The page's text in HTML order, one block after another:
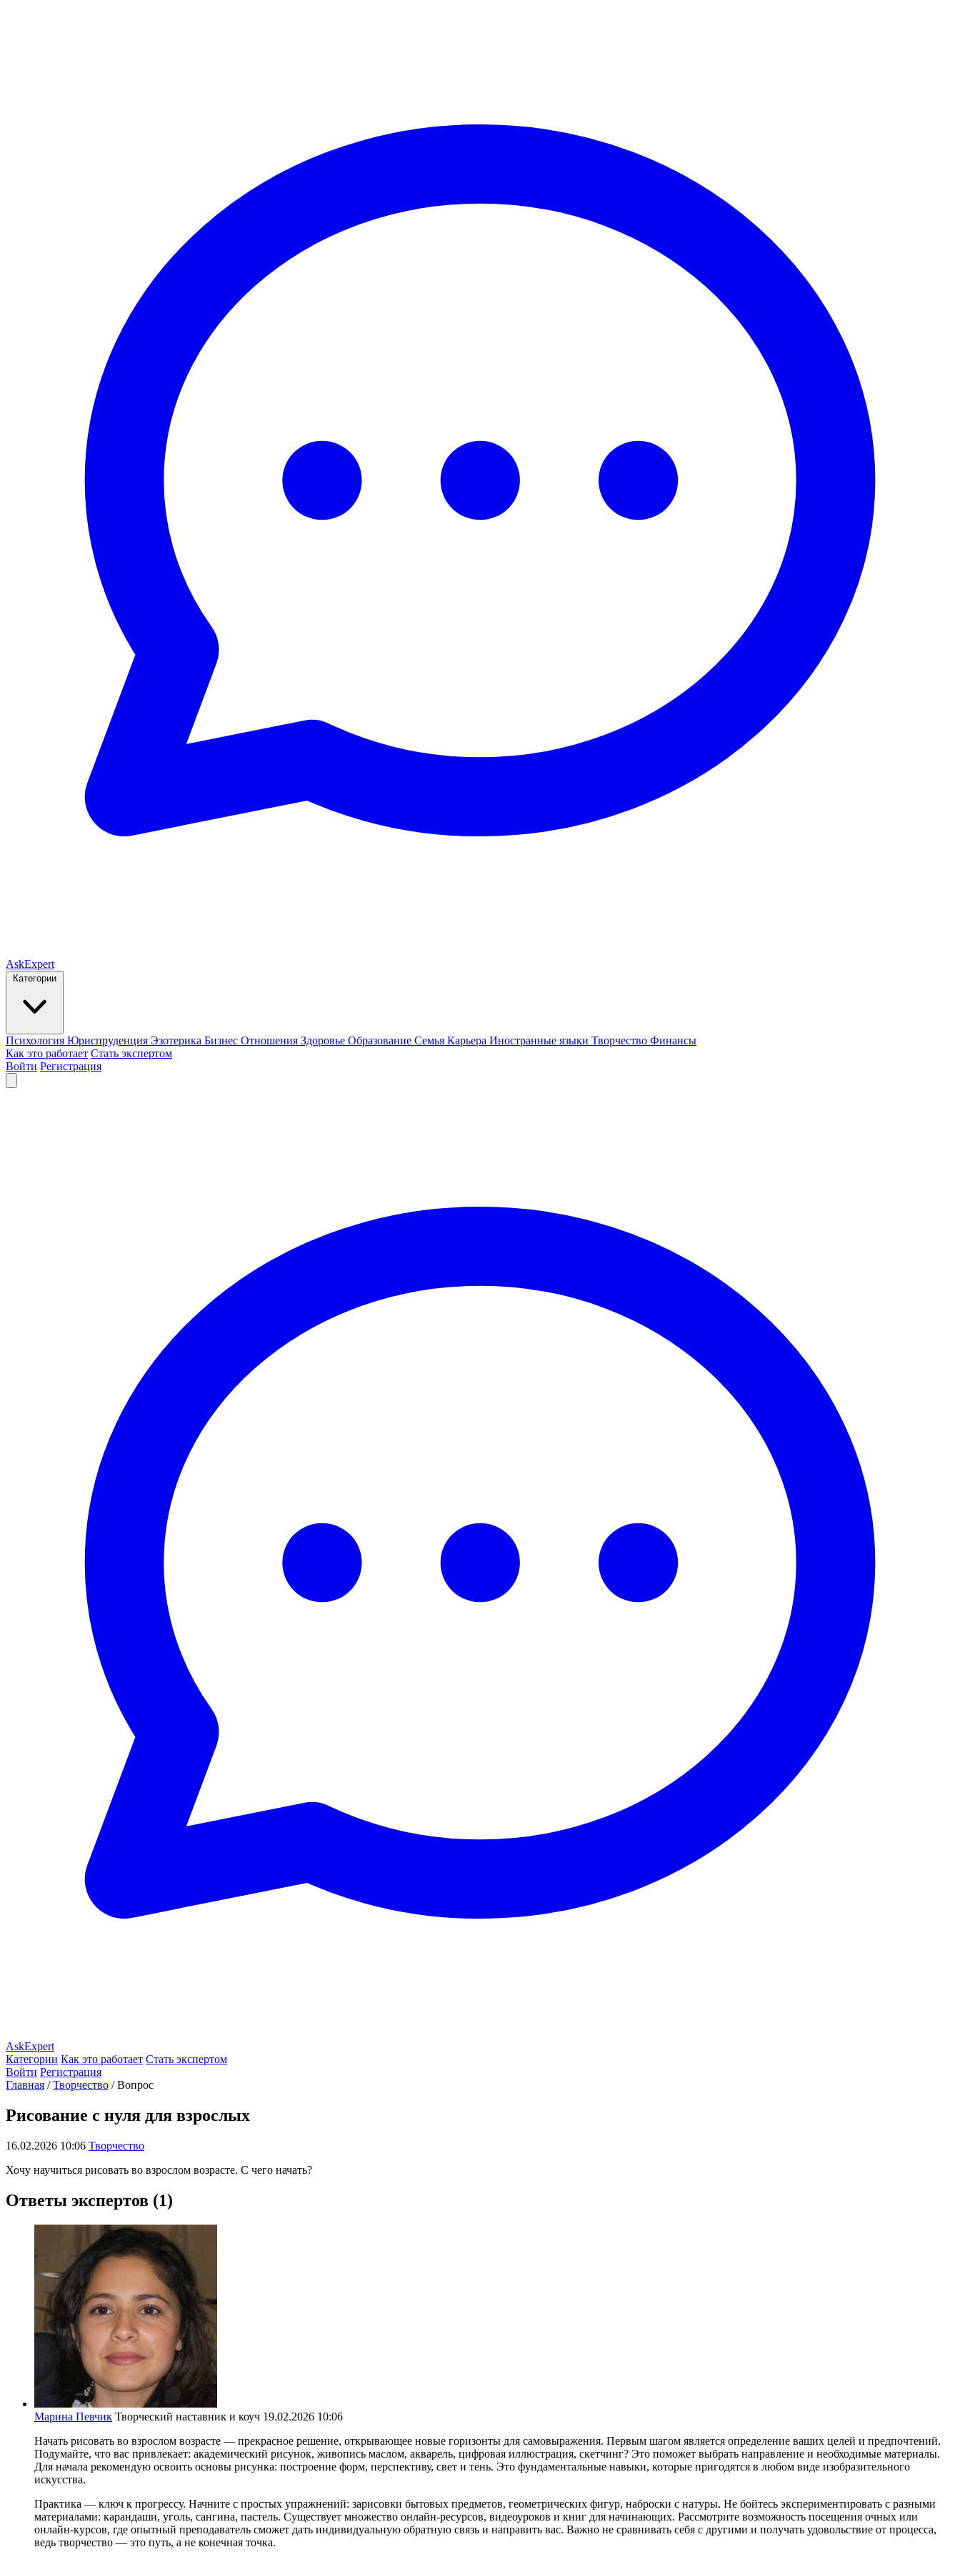
AskExpert
Категории
Психология Юриспруденция Эзотерика Бизнес Отношения Здоровье Образование Семья Карьера Иностранные языки Творчество Финансы
Как это работает Стать экспертом
Войти Регистрация
AskExpert
Категории Как это работает Стать экспертом
Войти Регистрация
Главная / Творчество / Вопрос
Рисование с нуля для взрослых
16.02.2026 10:06 Творчество
Хочу научиться рисовать во взрослом возрасте. С чего начать?
Ответы экспертов (1)
Марина Певчик Творческий наставник и коуч 19.02.2026 10:06
Начать рисовать во взрослом возрасте — прекрасное решение, открывающее новые горизонты для самовыражения. Первым шагом является определение ваших целей и предпочтений.
Подумайте, что вас привлекает: академический рисунок, живопись маслом, акварель, цифровая иллюстрация, скетчинг? Это поможет выбрать направление и необходимые материалы.
Для начала рекомендую освоить основы рисунка: построение форм, перспективу, свет и тень. Это фундаментальные навыки, которые пригодятся в любом виде изобразительного
искусства.
Практика — ключ к прогрессу. Начните с простых упражнений: зарисовки бытовых предметов, геометрических фигур, наброски с натуры. Не бойтесь экспериментировать с разными
материалами: карандаши, уголь, сангина, пастель. Существует множество онлайн-ресурсов, видеоуроков и книг для начинающих. Рассмотрите возможность посещения очных или
онлайн-курсов, где опытный преподаватель сможет дать индивидуальную обратную связь и направить вас. Важно не сравнивать себя с другими и получать удовольствие от процесса,
ведь творчество — это путь, а не конечная точка.